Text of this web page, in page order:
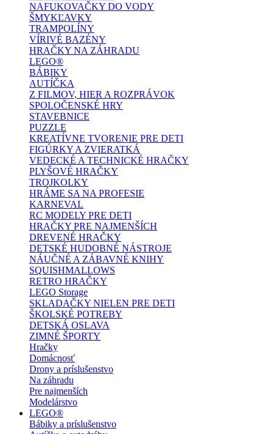
NAFUKOVAČKY DO VODY
ŠMYKĽAVKY
TRAMPOLÍNY
VÍRIVÉ BAZÉNY
HRAČKY NA ZÁHRADU
LEGO®
BÁBIKY
AUTÍČKA
Z FILMOV, HIER A ROZPRÁVOK
SPOLOČENSKÉ HRY
STAVEBNICE
PUZZLE
KREATÍVNE TVORENIE PRE DETI
FIGÚRKY A ZVIERATKÁ
VEDECKÉ A TECHNICKÉ HRAČKY
PLYŠOVÉ HRAČKY
TROJKOLKY
HRÁME SA NA PROFESIE
KARNEVAL
RC MODELY PRE DETI
HRAČKY PRE NAJMENŠÍCH
DREVENÉ HRAČKY
DETSKÉ HUDOBNÉ NÁSTROJE
NÁUČNÉ A ZÁBAVNÉ KNIHY
SQUISHMALLOWS
RETRO HRAČKY
LEGO Storage
SKLADAČKY NIELEN PRE DETI
ŠKOLSKÉ POTREBY
DETSKÁ OSLAVA
ZIMNÉ ŠPORTY
Hračky
Domácnosť
Drony a príslušenstvo
Na záhradu
Pre najmenších
Modelárstvo
LEGO®
Bábiky a príslušenstvo